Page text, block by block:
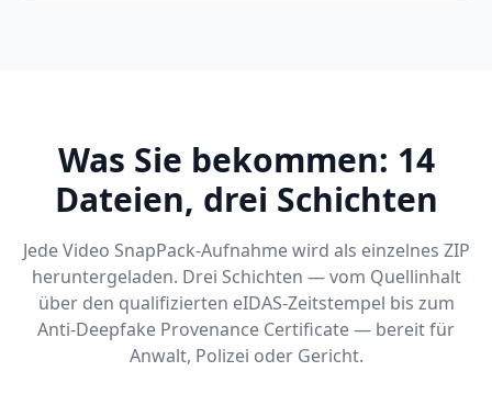
Was Sie bekommen: 14
Dateien, drei Schichten
Jede Video SnapPack-Aufnahme wird als einzelnes ZIP
heruntergeladen. Drei Schichten — vom Quellinhalt
über den qualifizierten eIDAS-Zeitstempel bis zum
Anti-Deepfake Provenance Certificate — bereit für
Anwalt, Polizei oder Gericht.